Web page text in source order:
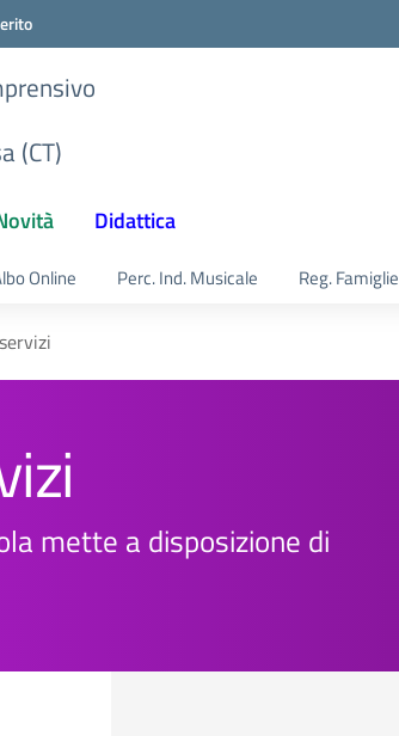
(CT)
Didattica
Online Perc. Ind. Musicale Reg. Famiglie
mette a disposizione di